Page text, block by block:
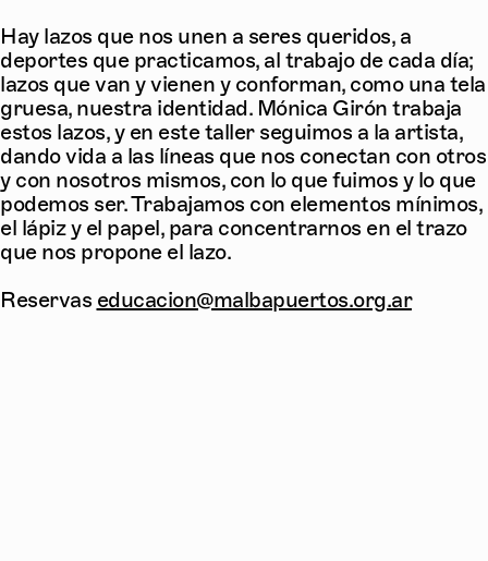
Hay lazos que nos unen a seres queridos, a
deportes que practicamos, al trabajo de cada día;
lazos que van y vienen y conforman, como una tela
gruesa, nuestra identidad. Mónica Girón trabaja
estos lazos, y en este taller seguimos a la artista,
dando vida a las líneas que nos conectan con otros
y con nosotros mismos, con lo que fuimos y lo que
podemos ser. Trabajamos con elementos mínimos,
el lápiz y el papel, para concentrarnos en el trazo
que nos propone el lazo.
Reservas educacion@malbapuertos.org.ar